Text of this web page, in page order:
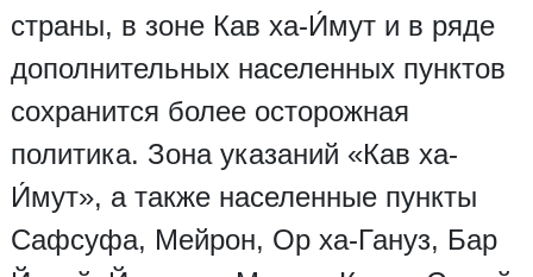
страны, в зоне Кав ха-И́мут и в ряде
дополнительных населенных пунктов
сохранится более осторожная
политика. Зона указаний «Кав ха-
И́мут», а также населенные пункты
Сафсуфа, Мейрон, Ор ха-Гануз, Бар